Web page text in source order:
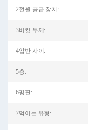
2전원 공급 장치:
3버킷 두께:
4압반 사이:
5층:
6평판:
7먹이는 유형: